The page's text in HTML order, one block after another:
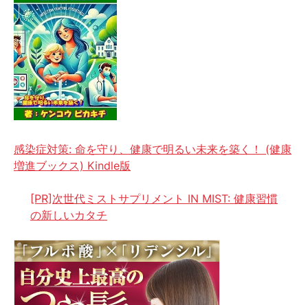
感染症対策: 命を守り、健康で明るい未来を築く！ (健康
増進ブックス) Kindle版
[PR]次世代ミストサプリメント IN MIST: 健康習慣
の新しいカタチ